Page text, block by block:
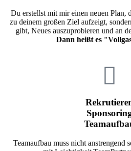
Du erstellst mit mir einen neuen Plan,
zu deinem großen Ziel aufzeigt,
gibt, Neues auszuprobieren und an
Dann heißt es
Teamaufbau muss nicht anstrengend